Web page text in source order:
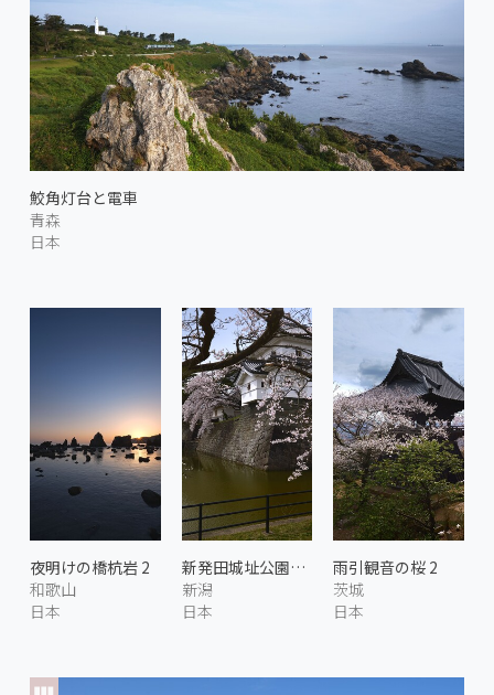
鮫角灯台と電車
青森
日本
夜明けの橋杭岩 2
和歌山
日本
新発田城址公園の桜 1
新潟
日本
雨引観音の桜 2
茨城
日本